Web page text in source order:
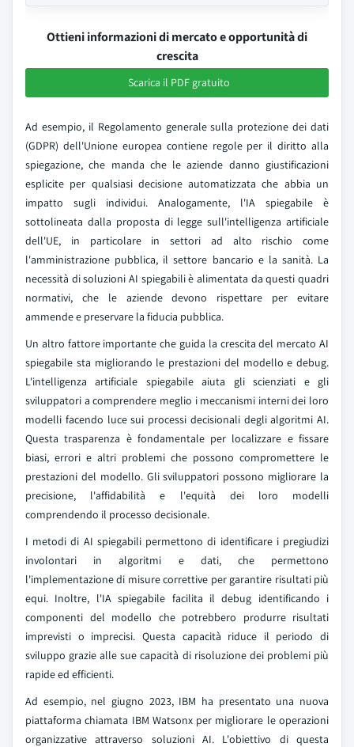
Ottieni informazioni di mercato e opportunità di
crescita
Scarica il PDF gratuito
Ad esempio, il Regolamento generale sulla protezione dei dati
(GDPR) dell'Unione europea contiene regole per il diritto alla
spiegazione, che manda che le aziende danno giustificazioni
esplicite per qualsiasi decisione automatizzata che abbia un
impatto sugli individui. Analogamente, l'IA spiegabile è
sottolineata dalla proposta di legge sull'intelligenza artificiale
dell'UE, in particolare in settori ad alto rischio come
l'amministrazione pubblica, il settore bancario e la sanità. La
necessità di soluzioni AI spiegabili è alimentata da questi quadri
normativi, che le aziende devono rispettare per evitare
ammende e preservare la fiducia pubblica.
Un altro fattore importante che guida la crescita del mercato AI
spiegabile sta migliorando le prestazioni del modello e debug.
L'intelligenza artificiale spiegabile aiuta gli scienziati e gli
sviluppatori a comprendere meglio i meccanismi interni dei loro
modelli facendo luce sui processi decisionali degli algoritmi AI.
Questa trasparenza è fondamentale per localizzare e fissare
biasi, errori e altri problemi che possono compromettere le
prestazioni del modello. Gli sviluppatori possono migliorare la
precisione, l'affidabilità e l'equità dei loro modelli
comprendendo il processo decisionale.
I metodi di AI spiegabili permettono di identificare i pregiudizi
involontari in algoritmi e dati, che permettono
l'implementazione di misure correttive per garantire risultati più
equi. Inoltre, l'IA spiegabile facilita il debug identificando i
componenti del modello che potrebbero produrre risultati
imprevisti o imprecisi. Questa capacità riduce il periodo di
sviluppo grazie alle sue capacità di risoluzione dei problemi più
rapide ed efficienti.
Ad esempio, nel giugno 2023, IBM ha presentato una nuova
piattaforma chiamata IBM Watsonx per migliorare le operazioni
organizzative attraverso soluzioni AI. L'obiettivo di questa